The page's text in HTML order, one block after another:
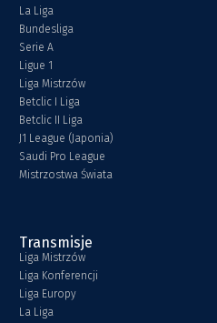
La Liga
Bundesliga
Serie A
Ligue 1
Liga Mistrzów
Betclic I Liga
Betclic II Liga
J1 League (Japonia)
Saudi Pro League
Mistrzostwa Świata
Transmisje
Liga Mistrzów
Liga Konferencji
Liga Europy
La Liga